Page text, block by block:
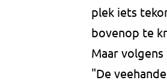
plek iets
bovenop te
Maar
"De